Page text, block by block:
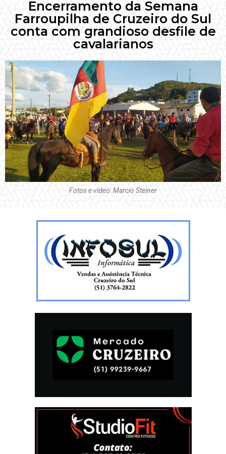
Encerramento da Semana
Farroupilha de Cruzeiro do Sul
conta com grandioso desfile de
cavalarianos
Fotos e vídeo: Marcio Steiner